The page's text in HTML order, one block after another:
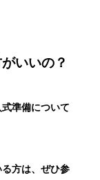
いいの？
準備について
方は、ぜひ参